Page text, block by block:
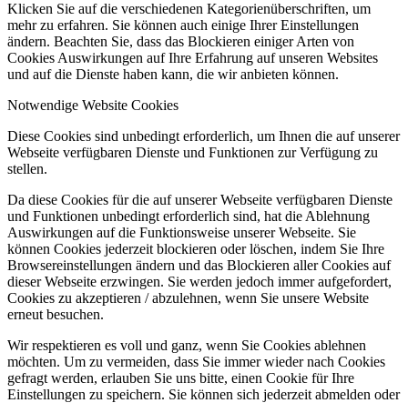
Klicken Sie auf die verschiedenen Kategorienüberschriften, um
mehr zu erfahren. Sie können auch einige Ihrer Einstellungen
ändern. Beachten Sie, dass das Blockieren einiger Arten von
Cookies Auswirkungen auf Ihre Erfahrung auf unseren Websites
und auf die Dienste haben kann, die wir anbieten können.
Notwendige Website Cookies
Diese Cookies sind unbedingt erforderlich, um Ihnen die auf unserer
Webseite verfügbaren Dienste und Funktionen zur Verfügung zu
stellen.
Da diese Cookies für die auf unserer Webseite verfügbaren Dienste
und Funktionen unbedingt erforderlich sind, hat die Ablehnung
Auswirkungen auf die Funktionsweise unserer Webseite. Sie
können Cookies jederzeit blockieren oder löschen, indem Sie Ihre
Browsereinstellungen ändern und das Blockieren aller Cookies auf
dieser Webseite erzwingen. Sie werden jedoch immer aufgefordert,
Cookies zu akzeptieren / abzulehnen, wenn Sie unsere Website
erneut besuchen.
Wir respektieren es voll und ganz, wenn Sie Cookies ablehnen
möchten. Um zu vermeiden, dass Sie immer wieder nach Cookies
gefragt werden, erlauben Sie uns bitte, einen Cookie für Ihre
Einstellungen zu speichern. Sie können sich jederzeit abmelden oder